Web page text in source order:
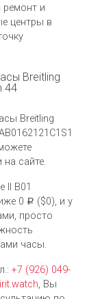
и
центры в
Breitling
44
Breitling
сайте.
II B01
0 Р ($0), и у
просто
часы.
+7 (926) 049-
, Вы